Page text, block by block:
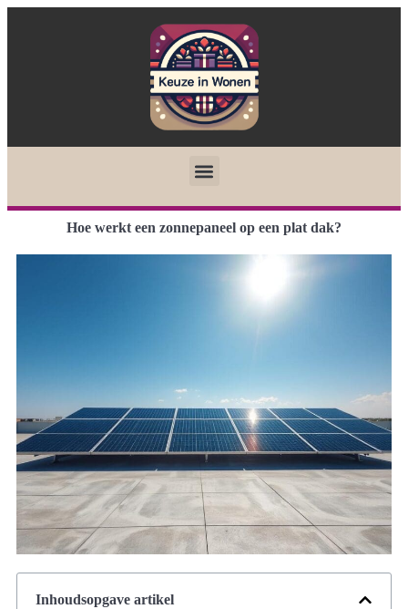
Hoe werkt een zonnepaneel op een plat dak?
Inhoudsopgave artikel